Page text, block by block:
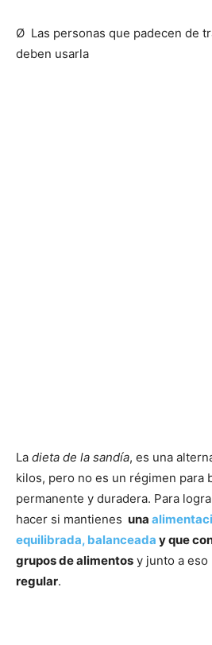
Ø Las personas que padecen de
deben usarla
La dieta de la sandía, es una
kilos, pero no es un régimen para
permanente y duradera. Para
hacer si mantienes una
equilibrada, balanceada y que
grupos de alimentos y junto a eso
regular.